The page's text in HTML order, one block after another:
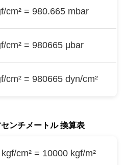
cm² = 980.665 mbar
cm² = 980665 µbar
cm² = 980665 dyn/cm²
ンチメートル 換算表
kgf/cm² = 10000 kgf/m²